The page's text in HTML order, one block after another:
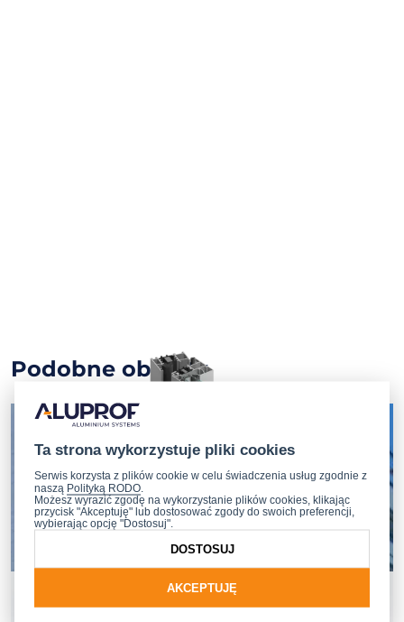
System okienno-drzwiowy o podwyższonej izolacyjności
Podobne obiekty
Ta strona wykorzystuje pliki cookies
Serwis korzysta z plików cookie w celu świadczenia usług zgodnie z
naszą Polityką RODO
Możesz wyrazić zgodę na wykorzystanie plików cookies, klikając
przycisk "Akceptuję" lub dostosować zgody do swoich preferencji,
wybierając opcję "Dostosuj".
AKCEPTUJĘ
DOSTOSUJ